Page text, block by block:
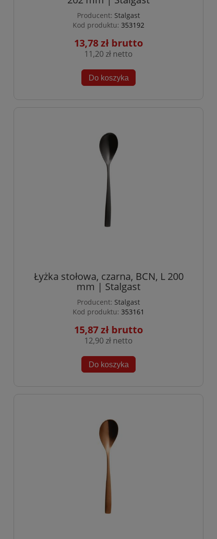
Producent: Stalgast
Kod produktu: 353192
13,78 zł
11,20 zł
Do koszyka
Łyżka stołowa, czarna, BCN, L 200
mm | Stalgast
Producent: Stalgast
Kod produktu: 353161
15,87 zł
12,90 zł
Do koszyka